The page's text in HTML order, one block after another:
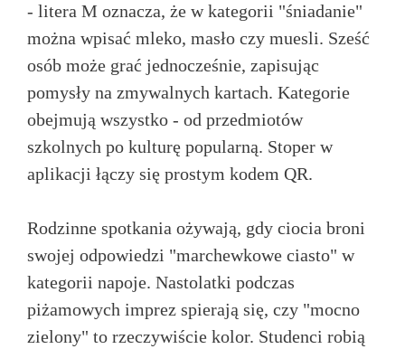
- litera M oznacza, że w kategorii "śniadanie"
można wpisać mleko, masło czy muesli. Sześć
osób może grać jednocześnie, zapisując
pomysły na zmywalnych kartach. Kategorie
obejmują wszystko - od przedmiotów
szkolnych po kulturę popularną. Stoper w
aplikacji łączy się prostym kodem QR.
Rodzinne spotkania ożywają, gdy ciocia broni
swojej odpowiedzi "marchewkowe ciasto" w
kategorii napoje. Nastolatki podczas
piżamowych imprez spierają się, czy "mocno
zielony" to rzeczywiście kolor. Studenci robią